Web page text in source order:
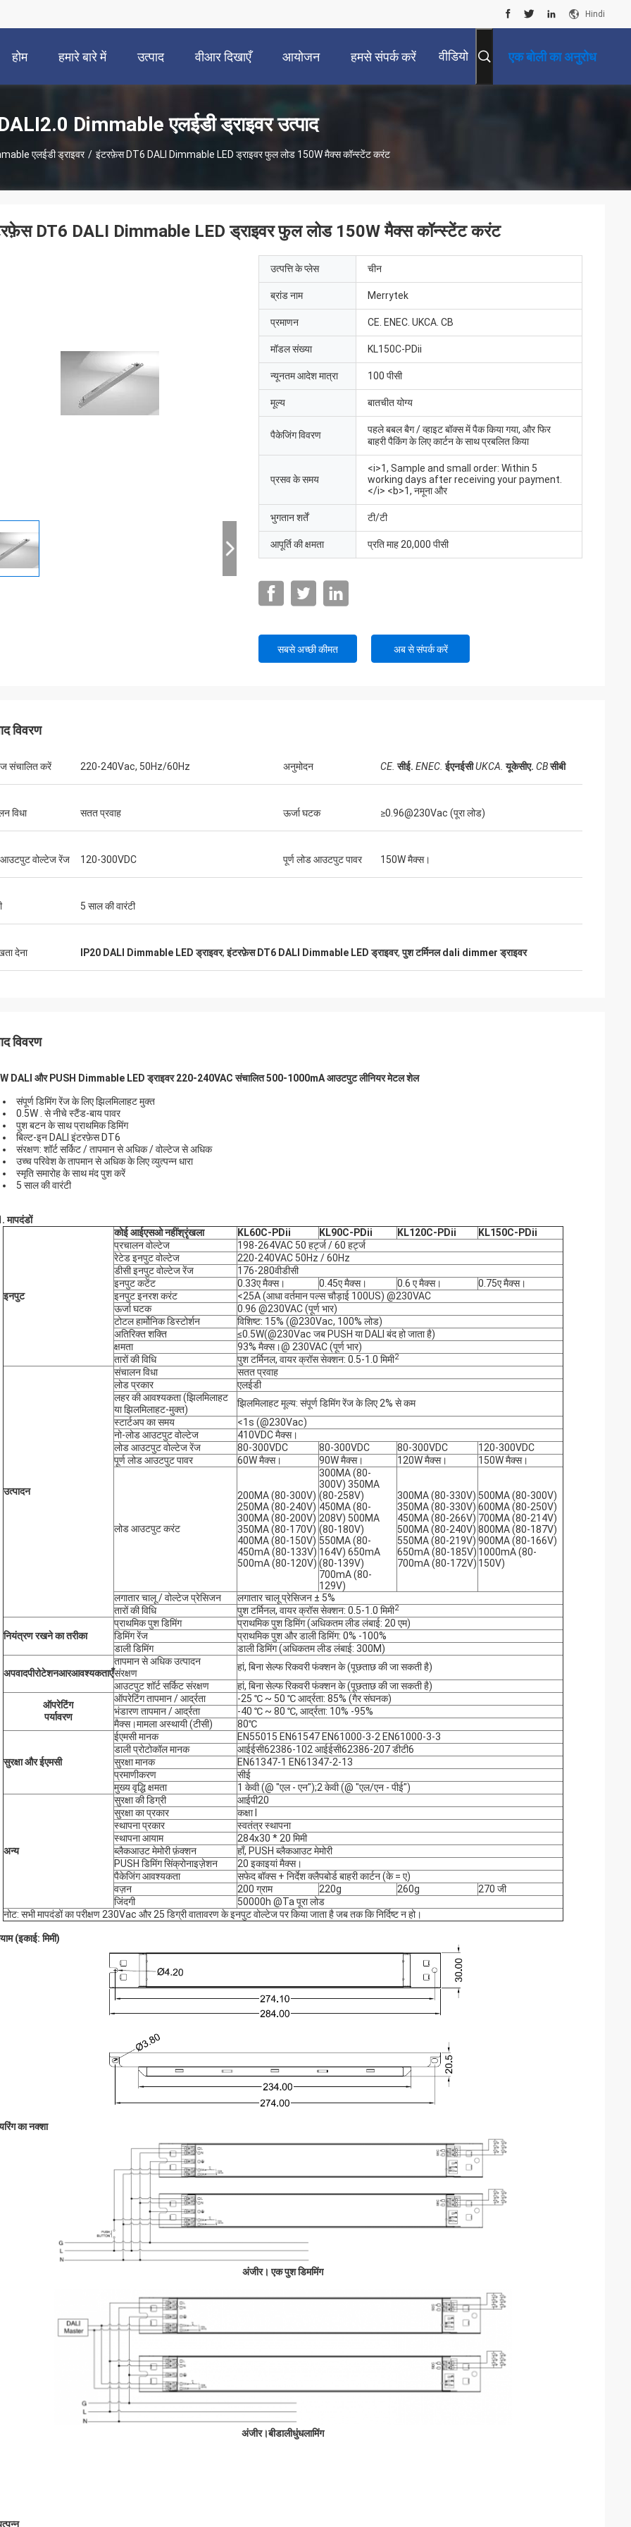
Hindi
होम हमारे बारे में उत्पाद वीआर दिखाएँ आयोजन हमसे संपर्क करें वीडियो एक बोली का अनुरोध
Dimmable एलईडी ड्राइवर उत्पाद
एलईडी ड्राइवर / इंटरफ़ेस DT6 DALI Dimmable LED ड्राइवर फुल लोड 150W मैक्स कॉन्स्टेंट करंट
DT6 DALI Dimmable LED ड्राइवर फुल लोड 150W मैक्स कॉन्स्टेंट करंट
उत्पत्ति के प्लेस चीन
ब्रांड नाम Merrytek
प्रमाणन CE. ENEC. UKCA. CB
मॉडल संख्या KL150C-PDii
न्यूनतम आदेश मात्रा 100 पीसी
मूल्य बातचीत योग्य
पैकेजिंग विवरण
पहले बबल बैग / व्हाइट बॉक्स में पैक किया गया, और फिर
बाहरी पैकिंग के लिए कार्टन के साथ प्रबलित किया
प्रसव के समय
<i>1, Sample and small order: Within 5
working days after receiving your payment.
</i> <b>1, नमूना और
भुगतान शर्तें टी/टी
आपूर्ति की क्षमता प्रति माह 20,000 पीसी
सबसे अच्छी कीमत अब से संपर्क करें
विवरण
संचालित करें 220-240Vac, 50Hz/60Hz अनुमोदन CE. सीई. ENEC. ईएनईसीUKCA. यूकेसीए. CBसीबी
विधा सतत प्रवाह ऊर्जा घटक ≥0.96@230Vac (पूरा लोड)
वोल्टेज रेंज 120-300VDC पूर्ण लोड आउटपुट पावर 150W मैक्स।
5 साल की वारंटी
देना IP20 DALI Dimmable LED ड्राइवर,इंटरफ़ेस DT6 DALI Dimmable LED ड्राइवर,पुश टर्मिनल dali dimmer ड्राइवर
विवरण
DALI और PUSH Dimmable LED ड्राइवर 220-240VAC संचालित 500-1000mA आउटपुट लीनियर मेटल शेल
संपूर्ण डिमिंग रेंज के लिए झिलमिलाहट मुक्त
0.5W . से नीचे स्टैंड-बाय पावर
पुश बटन के साथ प्राथमिक डिमिंग
बिल्ट-इन DALI इंटरफ़ेस DT6
संरक्षण: शॉर्ट सर्किट / तापमान से अधिक / वोल्टेज से अधिक
उच्च परिवेश के तापमान से अधिक के लिए व्युत्पन्न धारा
स्मृति समारोह के साथ मंद पुश करें
5 साल की वारंटी
. मापदंडों
इनपुट
कोई आईएसओ नहींश्रृंखला KL60C-PDii KL90C-PDii KL120C-PDii
KL150C-PDii
प्रचालन वोल्टेज
198-264VAC 50 हर्ट्ज / 60 हर्ट्ज
रेटेड इनपुट वोल्टेज
220-240VAC 50Hz / 60Hz
डीसी इनपुट वोल्टेज रेंज
176-280वीडीसी
इनपुट कटेंट
0.33ए मैक्स। 0.45ए मैक्स। 0.6 ए मैक्स।
0.75ए मैक्स।
इनपुट इनरश करंट
<25A (आधा वर्तमान पल्स चौड़ाई 100US) @230VAC
ऊर्जा घटक
0.96 @230VAC (पूर्ण भार)
टोटल हार्मोनिक डिस्टोर्शन
विशिष्ट: 15% (@230Vac, 100% लोड)
अतिरिक्त शक्ति
≤0.5W(@230Vac जब PUSH या DALI बंद हो जाता है)
क्षमता
93% मैक्स।@ 230VAC (पूर्ण भार)
तारों की विधि
पुश टर्मिनल, वायर क्रॉस सेक्शन: 0.5-1.0 मिमी2
उत्पादन
संचालन विधा
सतत प्रवाह
लोड प्रकार
एलईडी
लहर की आवश्यकता (झिलमिलाहट
या झिलमिलाहट-मुक्त)
झिलमिलाहट मूल्य: संपूर्ण डिमिंग रेंज के लिए 2% से कम
स्टार्टअप का समय
<1s (@230Vac)
नो-लोड आउटपुट वोल्टेज
410VDC मैक्स।
लोड आउटपुट वोल्टेज रेंज
80-300VDC 80-300VDC 80-300VDC
120-300VDC
पूर्ण लोड आउटपुट पावर
60W मैक्स। 90W मैक्स। 120W मैक्स। 150W मैक्स।
लोड आउटपुट करंट
200MA (80-300V)
250MA (80-240V)
300MA (80-200V)
350MA (80-170V)
400MA (80-150V)
450mA (80-133V)
500mA (80-120V)
300MA (80-
300V) 350MA
(80-258V)
450MA (80-
208V) 500MA
(80-180V)
550MA (80-
164V) 650mA
(80-139V)
700mA (80-
129V)
300MA (80-330V)
350MA (80-330V)
450MA (80-266V)
500MA (80-240V)
550MA (80-219V)
650mA (80-185V)
700mA (80-172V)
500MA (80-300V)
600MA (80-250V)
700MA (80-214V)
800MA (80-187V)
900MA (80-166V)
1000mA (80-
150V)
लगातार चालू / वोल्टेज प्रेसिजन
लगातार चालू प्रेसिजन ± 5%
तारों की विधि
पुश टर्मिनल, वायर क्रॉस सेक्शन: 0.5-1.0 मिमी2
नियंत्रण रखने का तरीका
प्राथमिक पुश डिमिंग
प्राथमिक पुश डिमिंग (अधिकतम लीड लंबाई: 20 एम)
डिमिंग रेंज
प्राथमिक पुश और डाली डिमिंग: 0% -100%
डाली डिमिंग
डाली डिमिंग (अधिकतम लीड लंबाई: 300M)
अपवादपीरोटेशनआरआवश्यकताएँ
तापमान से अधिक उत्पादन
संरक्षण
हां, बिना सेल्फ रिकवरी फंक्शन के (पूछताछ की जा सकती है)
आउटपुट शॉर्ट सर्किट संरक्षण
हां, बिना सेल्फ रिकवरी फंक्शन के (पूछताछ की जा सकती है)
ऑपरेटिंग
पर्यावरण
ऑपरेटिंग तापमान / आर्द्रता
-25 ℃ ~ 50 ℃ आर्द्रता: 85% (गैर संघनक)
भंडारण तापमान / आर्द्रता
-40 ℃ ~ 80 ℃, आर्द्रता: 10% -95%
मैक्स।मामला अस्थायी (टीसी)
80℃
सुरक्षा और ईएमसी
ईएमसी मानक
EN55015 EN61547 EN61000-3-2 EN61000-3-3
डाली प्रोटोकॉल मानक
आईईसी62386-102 आईईसी62386-207 डीटी6
सुरक्षा मानक
EN61347-1 EN61347-2-13
प्रमाणीकरण
सीई
मुख्य वृद्धि क्षमता
1 केवी (@ "एल - एन");2 केवी (@ "एल/एन - पीई")
अन्य
सुरक्षा की डिग्री
आईपी20
सुरक्षा का प्रकार
कक्षा I
स्थापना प्रकार
स्वतंत्र स्थापना
स्थापना आयाम
284x30 * 20 मिमी
ब्लैकआउट मेमोरी फ़ंक्शन
हाँ, PUSH ब्लैकआउट मेमोरी
PUSH डिमिंग सिंक्रोनाइज़ेशन
20 इकाइयां मैक्स।
पैकेजिंग आवश्यकता
सफेद बॉक्स + निर्देश क्लैपबोर्ड बाहरी कार्टन (के = ए)
वज़न
200 ग्राम 220g 260g
270 जी
जिंदगी
50000h @Ta पूरा लोड
नोट: सभी मापदंडों का परीक्षण 230Vac और 25 डिग्री वातावरण के इनपुट वोल्टेज पर किया जाता है जब तक कि निर्दिष्ट न हो।
(इकाई: मिमी)
का नक्शा
अंजीर। एक पुश डिममिंग
अंजीर।बीडालीधुंधलामिंग